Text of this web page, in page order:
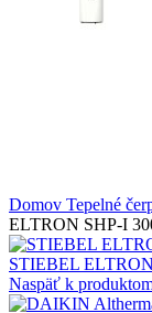
Domov Tepelné
ELTRON SHP-I
STIEBEL
Naspäť k